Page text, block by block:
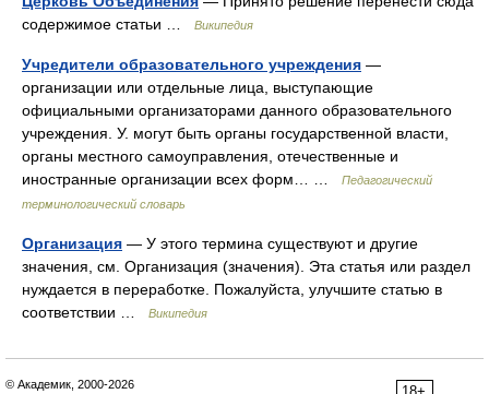
содержимое статьи …
Википедия
Учредители образовательного учреждения —
организации или отдельные лица, выступающие
официальными организаторами данного образовательного
учреждения. У. могут быть органы государственной власти,
органы местного самоуправления, отечественные и
иностранные организации всех форм… …
Педагогический
терминологический словарь
Организация — У этого термина существуют и другие
значения, см. Организация (значения). Эта статья или раздел
нуждается в переработке. Пожалуйста, улучшите статью в
соответствии …
Википедия
© Академик, 2000-2026